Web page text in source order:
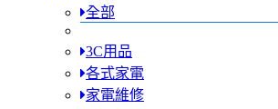
全部
3C用品
各式家電
家電維修